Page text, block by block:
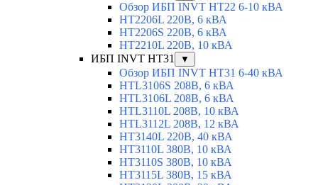
Обзор ИБП INVT HT22 6-10 кВА
HT2206L 220В, 6 кВА
HT2206S 220В, 6 кВА
HT2210L 220В, 10 кВА
ИБП INVT HT31
▼
Обзор ИБП INVT HT31 6-40 кВА
HTL3106S 208В, 6 кВА
HTL3106L 208В, 6 кВА
HTL3110L 208В, 10 кВА
HTL3112L 208В, 12 кВА
HT3140L 220В, 40 кВА
HT3110L 380В, 10 кВА
HT3110S 380В, 10 кВА
HT3115L 380В, 15 кВА